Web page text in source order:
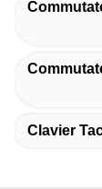
Clavier